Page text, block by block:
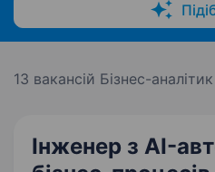
13 вакансій Бізнес-аналітик
Інженер з AI-